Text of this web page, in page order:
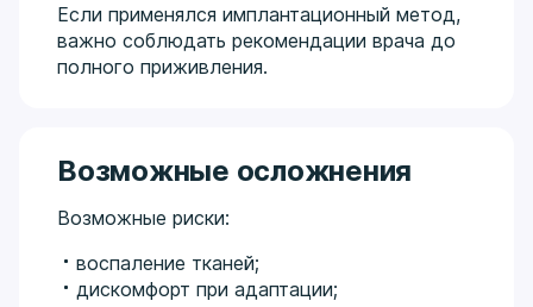
Если применялся имплантационный метод,
важно соблюдать рекомендации врача до
полного приживления.
Возможные осложнения
Возможные риски:
воспаление тканей;
дискомфорт при адаптации;